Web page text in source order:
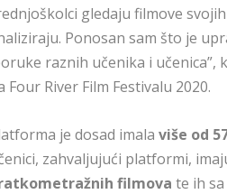
gledaju filmove
Ponosan sam što je
raznih učenika i učenica”,
Four River Film Festivalu 2020.
je dosad imalaviše od
zahvaljujući platformi,
filmova te ih